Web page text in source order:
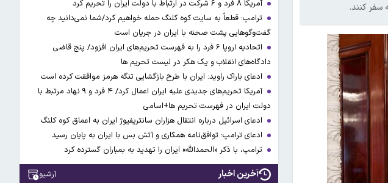
سفر کنند.
آمریکا ۸ فرد و ۶ شرکت در ارتباط با دولت ایران را تحریم کرد
ترامپ: قطعاً به سایت کوه کلنگ حمله خواهیم کرد/شما نمی‌دانید چه
گفت‌وگوهایی پشت صحنه با ایران در جریان است
اتحادیه اروپا ۶ فرد را به فهرست تحریم‌های ایران افزود/ پنج قاضی
دادگاه‌های انقلاب و یک هکر در لیست تحریم ها
ادعای باراک راوید: ایران با طرح بازگشایی تنگه هرمز موافقت کرده است
آمریکا تحریم‌های جدیدی علیه ایران اعمال کرد/ ۴ فرد و ۹ نهاد مرتبط با
دولت ایران در فهرست تحریم ها+اسامی
ادعای اسرائیل درباره انتقال هزاران سانتریفیوژ ایران به اعماق کوه کلنگ
ادعای ترامپ: توافق‌نامه همکاری و آتش بس با ایران به پایان رسید
ترامپ، با ذکر «الحمدالله» ایران را تهدید به بمباران گسترده کرد
آخرین اخبار آرشیو